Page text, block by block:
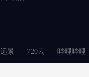
远景 720云 哔哩哔哩